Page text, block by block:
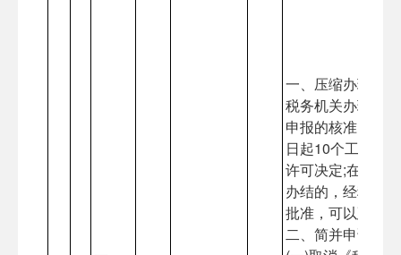
一、压缩办理时间
税务机关办理对
申报的核准，自
日起10个工作日
许可决定;在上述
办结的，经税务
批准，可以延长5
二、简并申请文书